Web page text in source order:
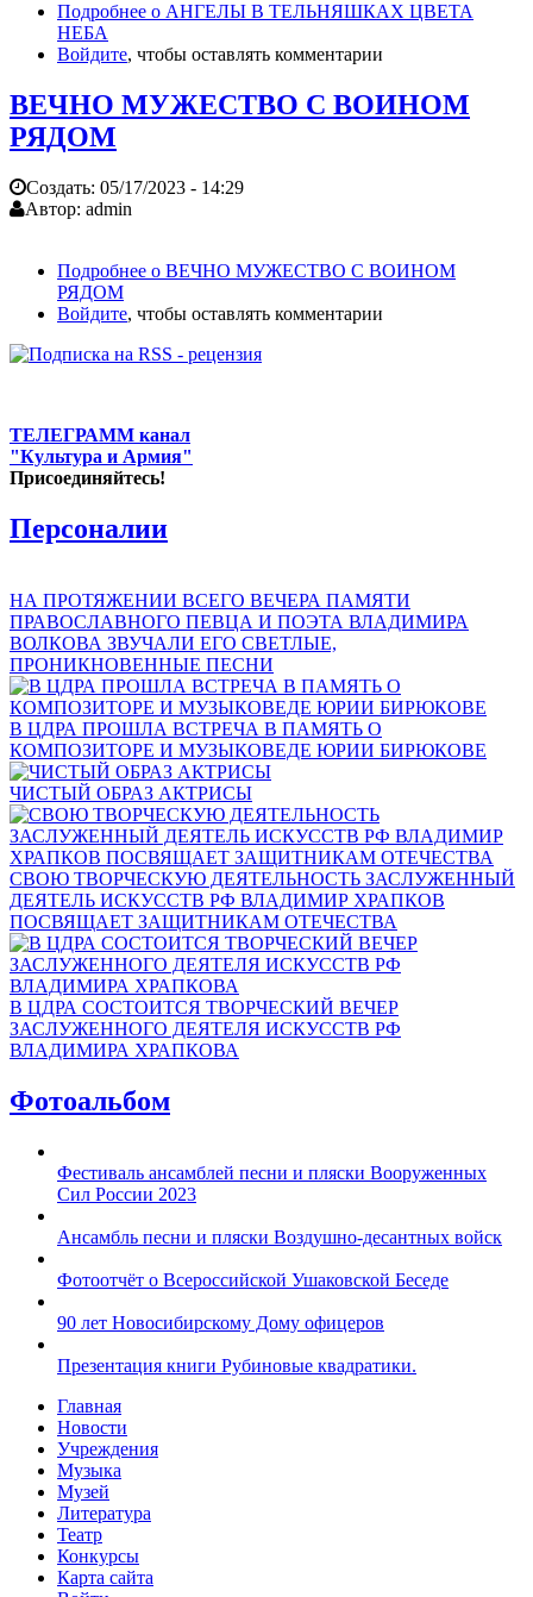
Подробнее о АНГЕЛЫ В ТЕЛЬНЯШКАХ ЦВЕТА
НЕБА
Войдите, чтобы оставлять комментарии
ВЕЧНО МУЖЕСТВО С ВОИНОМ
РЯДОМ
Создать: 05/17/2023 - 14:29
Автор: admin
Подробнее о ВЕЧНО МУЖЕСТВО С ВОИНОМ
РЯДОМ
Войдите, чтобы оставлять комментарии
ТЕЛЕГРАММ канал
"Культура и Армия"
Присоединяйтесь!
Персоналии
НА ПРОТЯЖЕНИИ ВСЕГО ВЕЧЕРА ПАМЯТИ
ПРАВОСЛАВНОГО ПЕВЦА И ПОЭТА ВЛАДИМИРА
ВОЛКОВА ЗВУЧАЛИ ЕГО СВЕТЛЫЕ,
ПРОНИКНОВЕННЫЕ ПЕСНИ
В ЦДРА ПРОШЛА ВСТРЕЧА В ПАМЯТЬ О
КОМПОЗИТОРЕ И МУЗЫКОВЕДЕ ЮРИИ БИРЮКОВЕ
ЧИСТЫЙ ОБРАЗ АКТРИСЫ
СВОЮ ТВОРЧЕСКУЮ ДЕЯТЕЛЬНОСТЬ ЗАСЛУЖЕННЫЙ
ДЕЯТЕЛЬ ИСКУССТВ РФ ВЛАДИМИР ХРАПКОВ
ПОСВЯЩАЕТ ЗАЩИТНИКАМ ОТЕЧЕСТВА
В ЦДРА СОСТОИТСЯ ТВОРЧЕСКИЙ ВЕЧЕР
ЗАСЛУЖЕННОГО ДЕЯТЕЛЯ ИСКУССТВ РФ
ВЛАДИМИРА ХРАПКОВА
Фотоальбом
Фестиваль ансамблей песни и пляски Вооруженных
Сил России 2023
Ансамбль песни и пляски Воздушно-десантных войск
Фотоотчёт о Всероссийской Ушаковской Беседе
90 лет Новосибирскому Дому офицеров
Презентация книги Рубиновые квадратики.
Главная
Новости
Учреждения
Музыка
Музей
Литература
Театр
Конкурсы
Карта сайта